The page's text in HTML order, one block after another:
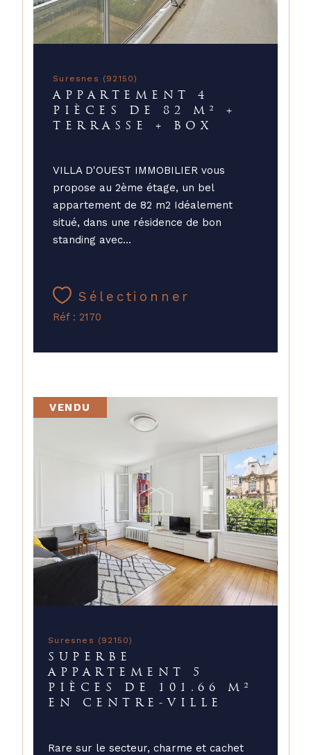
Suresnes (92150)
APPARTEMENT 4
PIÈCES DE 82 M² +
TERRASSE + BOX
VILLA D'OUEST IMMOBILIER vous
propose au 2ème étage, un bel
appartement de 82 m2 Idéalement
situé, dans une résidence de bon
standing avec...
Sélectionner
Réf : 2170
Suresnes (92150)
SUPERBE
APPARTEMENT 5
PIÈCES DE 101.66 M²
EN CENTRE-VILLE
Rare sur le secteur, charme et cachet
VENDU